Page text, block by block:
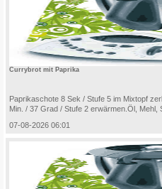
Currybrot mit Paprika
Paprikaschote 8 Sek / Stufe 5 im Mixtopf
Min. / 37 Grad / Stufe 2 erwärmen.Öl, Mehl,
07-08-2026 06:01